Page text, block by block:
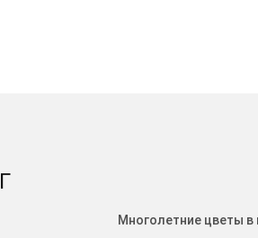
Многолетние цветы в